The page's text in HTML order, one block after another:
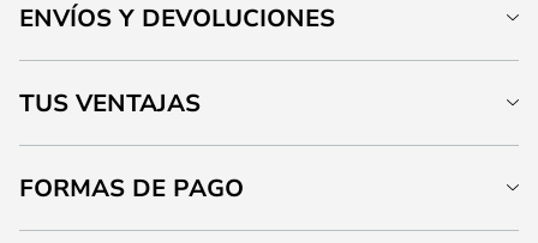
ENVÍOS Y DEVOLUCIONES
TUS VENTAJAS
FORMAS DE PAGO